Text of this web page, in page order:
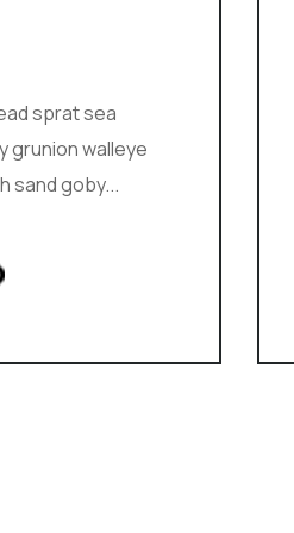
sprat sea
grunion walleye
sand goby...